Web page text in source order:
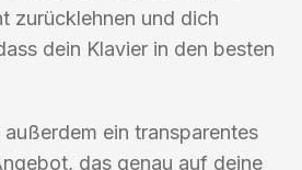
zurücklehnen und dich
dein Klavier in den besten
ein transparentes
das genau auf deine